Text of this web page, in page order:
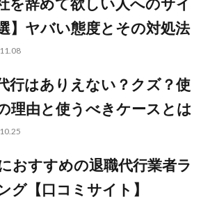
】ヤバい態度とその対処法
行はありえない？クズ？使
理由と使うべきケースとは
おすすめの退職代行業者ラ
グ【口コミサイト】